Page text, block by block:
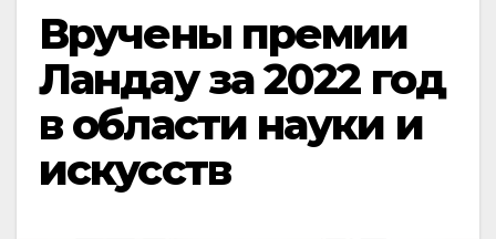
Вручены премии
Ландау за 2022 год
в области науки и
искусств